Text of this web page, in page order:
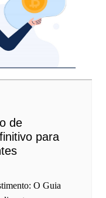
de
para
O Guia